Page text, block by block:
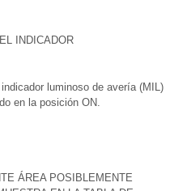
INDICADOR
luminoso de avería (MIL)
en la posición ON.
ÁREA POSIBLEMENTE